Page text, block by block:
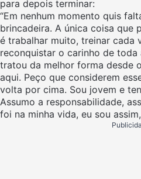
para depois terminar:
“Em nenhum momento quis
brincadeira. A única coisa que
é trabalhar muito, treinar cada
reconquistar o carinho de
tratou da melhor forma desde
aqui. Peço que considerem
volta por cima. Sou jovem e
Assumo a responsabilidade,
foi na minha vida, eu sou